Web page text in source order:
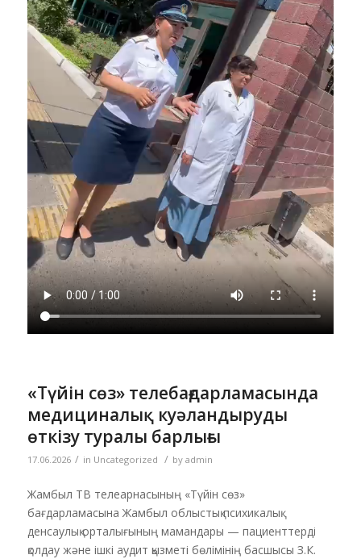
«Түйін сөз» телебағдарламасында
медициналық куәландыруды
өткізу туралы барлығы
17.06.2026 / in Uncategorized / by admin
Жамбыл ТВ телеарнасының «Түйін сөз»
бағдарламасына Жамбыл облыстық психикалық
денсаулық орталығының мамандары — пациенттерді
қолдау және ішкі аудит қызметі бөлімінің басшысы З.К.